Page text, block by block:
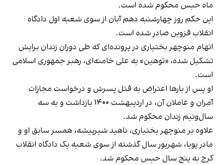
ماه حبس محکوم شده است.
این حکم روز چهارشنبه دهم آبان از سوی شعبه اول دادگاه
انقلاب قزوین صادر شده است.
اتهام منوچهر بختیاری در پرونده‌ای که طی دوران زندان برایش
تشکیل شده، «توهین» به علی خامنه‌ای، رهبر جمهوری اسلامی
است.
او پس از بارها اعتراض به قتل پسرش و درخواست مجازات
آمران و عاملان آن، در اردیبهشت ۱۴۰۰ بازداشت و به سه
سال‌و‌نیم زندان محکوم شد.
علاوه بر منوچهر بختیاری، ناهید شیرپیشه، همسر سابق او و
مادر پویا، شهریور سال گذشته از سوی شعبه یک دادگاه انقلاب
کرج به پنج سال حبس محکوم شد.